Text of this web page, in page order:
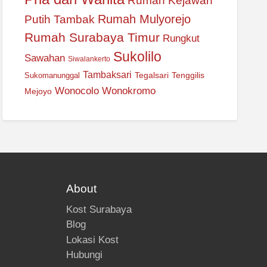
Putih Tambak Rumah Mulyorejo
Rumah Surabaya Timur Rungkut
Sawahan Siwalankerto Sukolilo
Sukomanunggal Tambaksari Tegalsari Tenggilis
Mejoyo Wonocolo Wonokromo
About
Kost Surabaya
Blog
Lokasi Kost
Hubungi